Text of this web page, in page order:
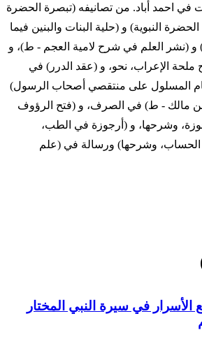
في احمد أباد. من تصانيفه (تبصرة الحضرة
النبوية) و (حلية البنات والبنين فيما
و (نشر العلم في شرح لامية العجم - ط)، و
الإعراب، نحو، و (عقد الدرر) في
المسلول على منتقصي أصحاب الرسول)
مالك - ط) في الصرف، و (فتح الرؤوف
وشرحها، و (أرجوزة في الطب،
وشرحها) ورسالة في (علم
الأسرار في سيرة النبي المختار